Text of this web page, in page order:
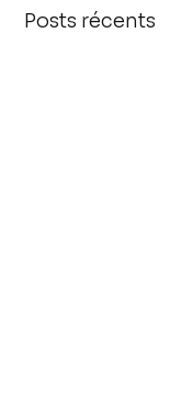
Posts récents